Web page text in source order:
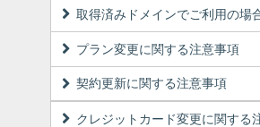
取得済みドメインでご利用の場
プラン変更に関する注意事項
契約更新に関する注意事項
クレジットカード変更に関する